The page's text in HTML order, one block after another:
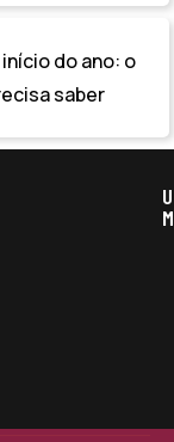
do ano: o
saber